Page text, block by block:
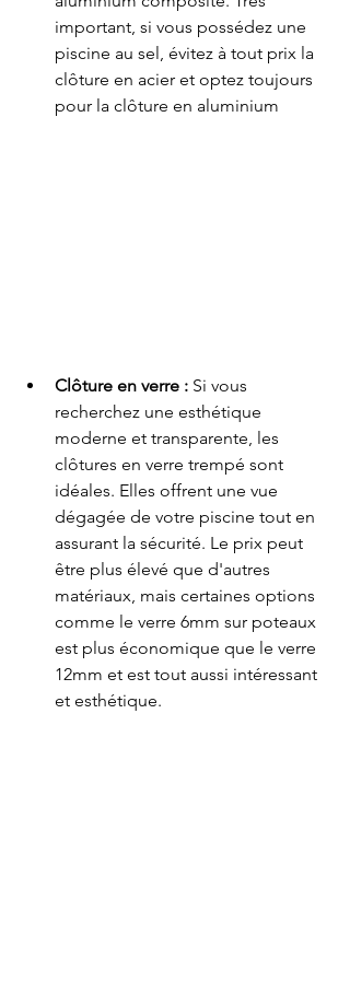
important, si vous possédez une
piscine au sel, évitez à tout prix la
clôture en acier et optez toujours
pour la clôture en aluminium
Clôture en verre : Si vous
recherchez une esthétique
moderne et transparente, les
clôtures en verre trempé sont
idéales. Elles offrent une vue
dégagée de votre piscine tout en
assurant la sécurité. Le prix peut
être plus élevé que d'autres
matériaux, mais certaines options
comme le verre 6mm sur poteaux
est plus économique que le verre
12mm et est tout aussi intéressant
et esthétique.